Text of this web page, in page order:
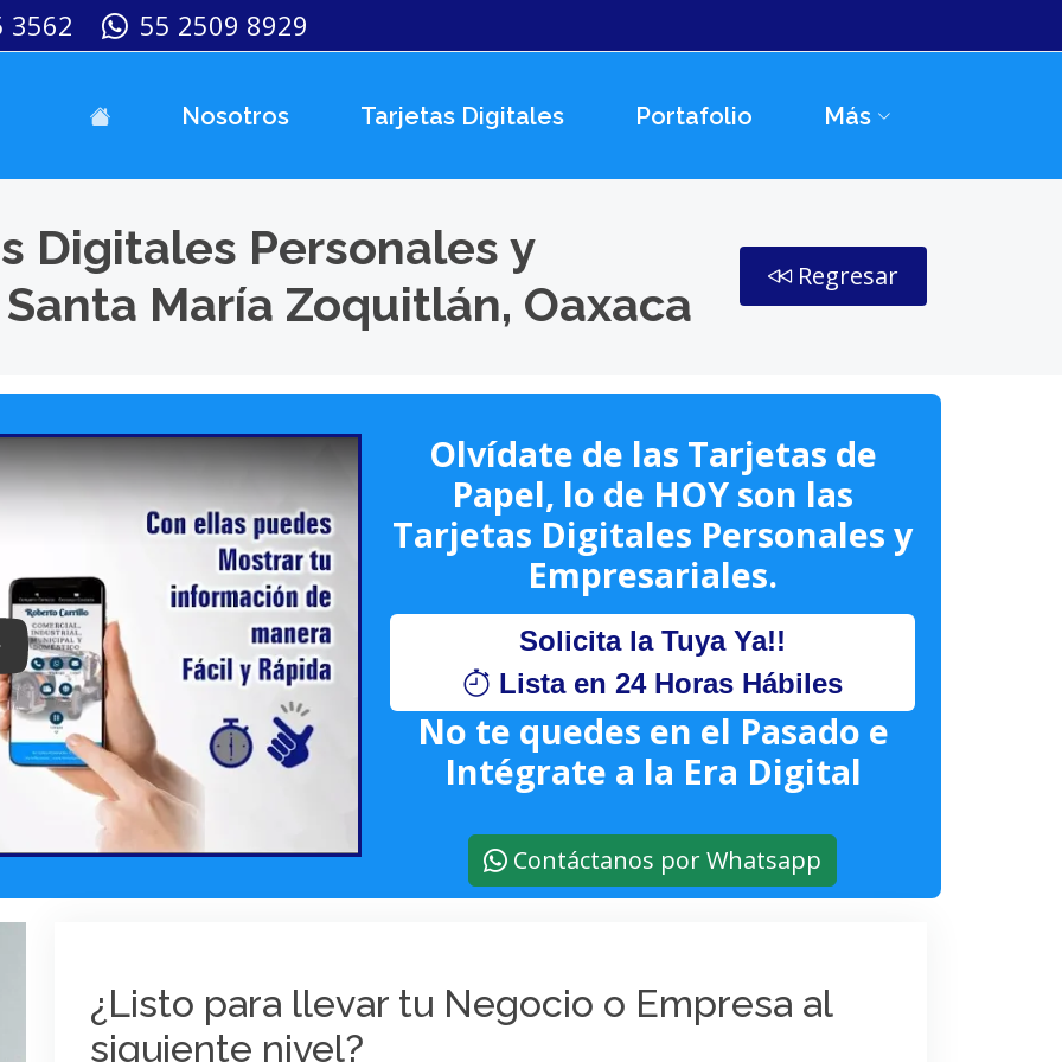
3562 55 2509 8929
Nosotros Tarjetas Digitales Portafolio Más
Digitales Personales y
María Zoquitlán, Oaxaca
Regresar
Keynote (Google I/O '18)
Olvídate de las Tarjetas de
Papel, lo de HOY son las
Tarjetas Digitales Personales y
Empresariales.
Solicita la Tuya Ya!!
Lista en 24 Horas Hábiles
No te quedes en el Pasado e
Intégrate a la Era Digital
Contáctanos por Whatsapp
¿Listo para llevar tu Negocio o Empresa al
siguiente nivel?